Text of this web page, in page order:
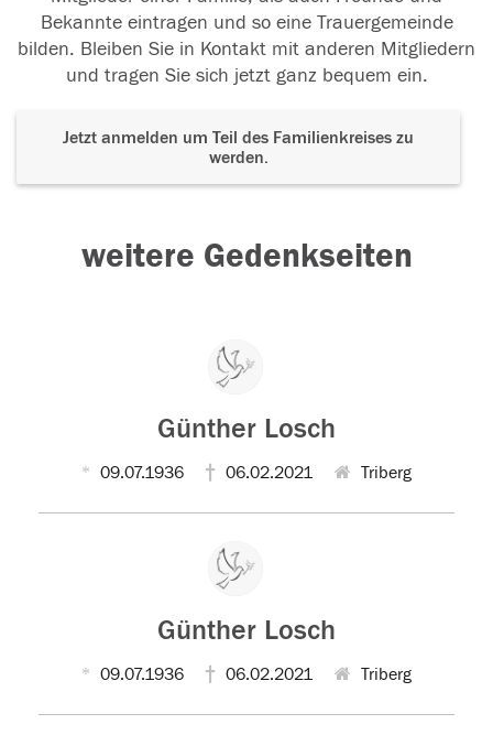
Bekannte eintragen und so eine Trauergemeinde
bilden. Bleiben Sie in Kontakt mit anderen Mitgliedern
und tragen Sie sich jetzt ganz bequem ein.
Jetzt anmelden um Teil des Familienkreises zu
werden.
weitere Gedenkseiten
Günther Losch
09.07.1936 06.02.2021 Triberg
Günther Losch
09.07.1936 06.02.2021 Triberg